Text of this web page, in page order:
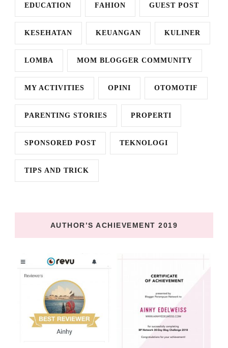
EDUCATION FAHION GUEST POST
KESEHATAN KEUANGAN KULINER
LOMBA MOM BLOGGER COMMUNITY
MY ACTIVITIES OPINI OTOMOTIF
PARENTING STORIES PROPERTI
SPONSORED POST TEKNOLOGI
TIPS AND TRICK
AUTHOR’S ACHIEVEMENT 2019